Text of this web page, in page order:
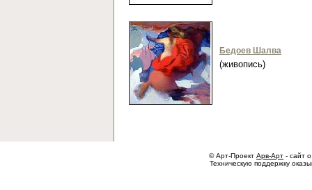
Бедоев Шалва
(живопись)
© Арт-Проект Арв-Арт - сайт
Техническую поддержку